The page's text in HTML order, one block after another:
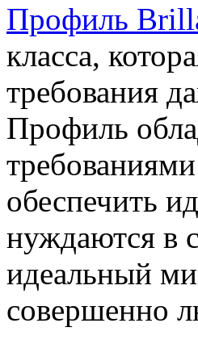
Профиль
класса,
требования
Профиль
обеспечить
нуждаются в
идеальный
совершенно